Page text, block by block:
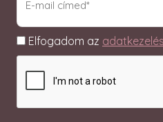
(Required)
Adatkezelés
Elfogadom az